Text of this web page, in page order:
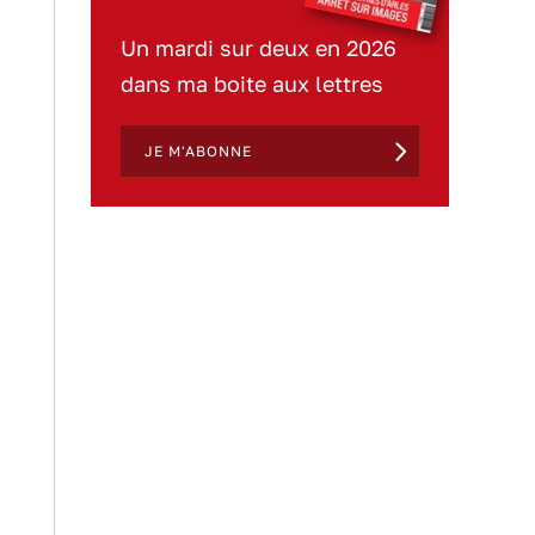
Un mardi sur deux en 2026
dans ma boite aux lettres
JE M'ABONNE